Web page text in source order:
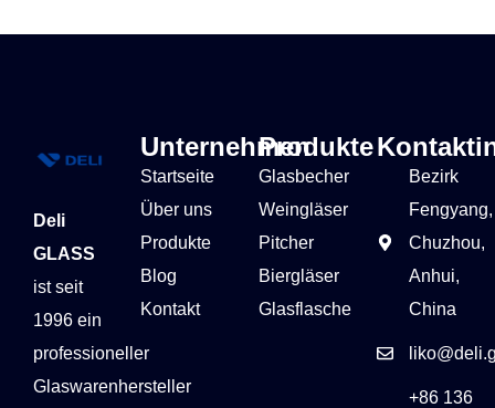
Deli
GLASS
ist seit
1996 ein
professioneller
Glaswarenhersteller
Unternehmen
Startseite
Über uns
Produkte
Blog
Kontakt
Produkte
Glasbecher
Weingläser
Pitcher
Biergläser
Glasflasche
Bezirk
Fengyang,
Chuzhou,
Anhui,
China
+86 136